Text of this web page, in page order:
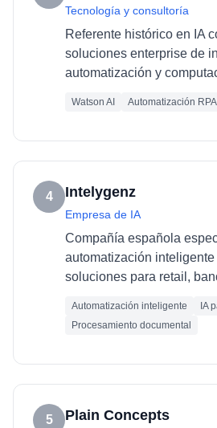
Tecnología y consultoría
Referente histórico en IA
soluciones enterprise de
automatización y
Watson AI Automatización RPA
4 Intelygenz
Empresa de IA
Compañía española
automatización
soluciones para retail,
Automatización inteligente
IA
Procesamiento documental
5 Plain Concepts